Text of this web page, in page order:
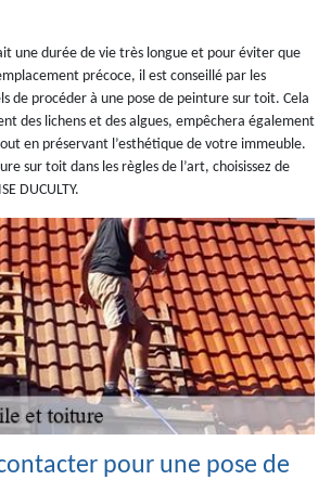
une durée de vie très longue et pour éviter que
précoce, il est conseillé par les
de procéder à une pose de peinture sur toit. Cela
des lichens et des algues, empêchera également
en préservant l’esthétique de votre immeuble.
sur toit dans les règles de l’art, choisissez de
DUCULTY.
pour une pose de